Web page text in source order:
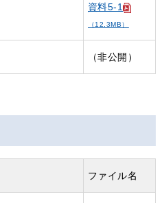
資料5-1
（12.3MB）
（非公開）
ファイル名